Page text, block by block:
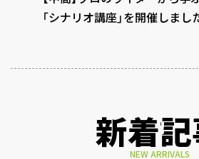
「シナリオ講座」を開催しまし
新着
NEW ARRIVALS